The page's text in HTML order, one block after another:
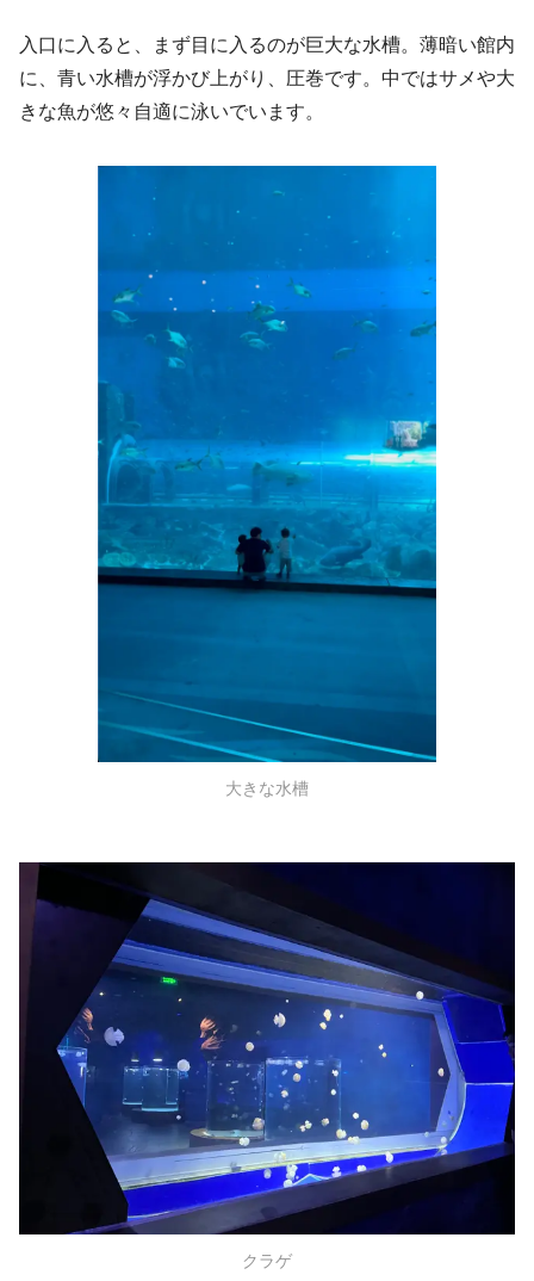
入口に入ると、まず目に入るのが巨大な水槽。薄暗い館内
に、青い水槽が浮かび上がり、圧巻です。中ではサメや大
きな魚が悠々自適に泳いでいます。
大きな水槽
クラゲ